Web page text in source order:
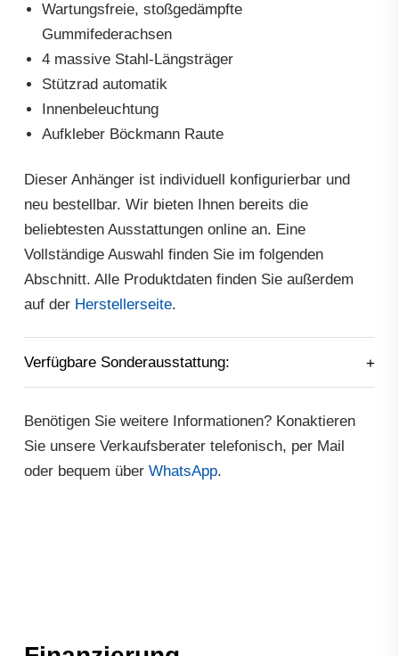
Wartungsfreie, stoßgedämpfte
Gummifederachsen
4 massive Stahl-Längsträger
Stützrad automatik
Innenbeleuchtung
Aufkleber Böckmann Raute
Dieser Anhänger ist individuell konfigurierbar und
neu bestellbar. Wir bieten Ihnen bereits die
beliebtesten Ausstattungen online an. Eine
Vollständige Auswahl finden Sie im folgenden
Abschnitt. Alle Produktdaten finden Sie außerdem
auf der Herstellerseite.
Verfügbare Sonderausstattung:
Benötigen Sie weitere Informationen? Konaktieren
Sie unsere Verkaufsberater telefonisch, per Mail
oder bequem über WhatsApp.